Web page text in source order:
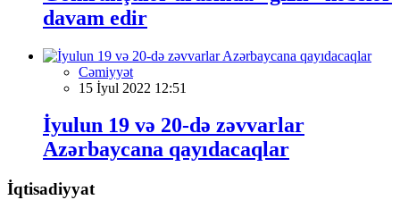
davam edir
Cəmiyyət
15 İyul 2022 12:51
İyulun 19 və 20-də zəvvarlar
Azərbaycana qayıdacaqlar
İqtisadiyyat